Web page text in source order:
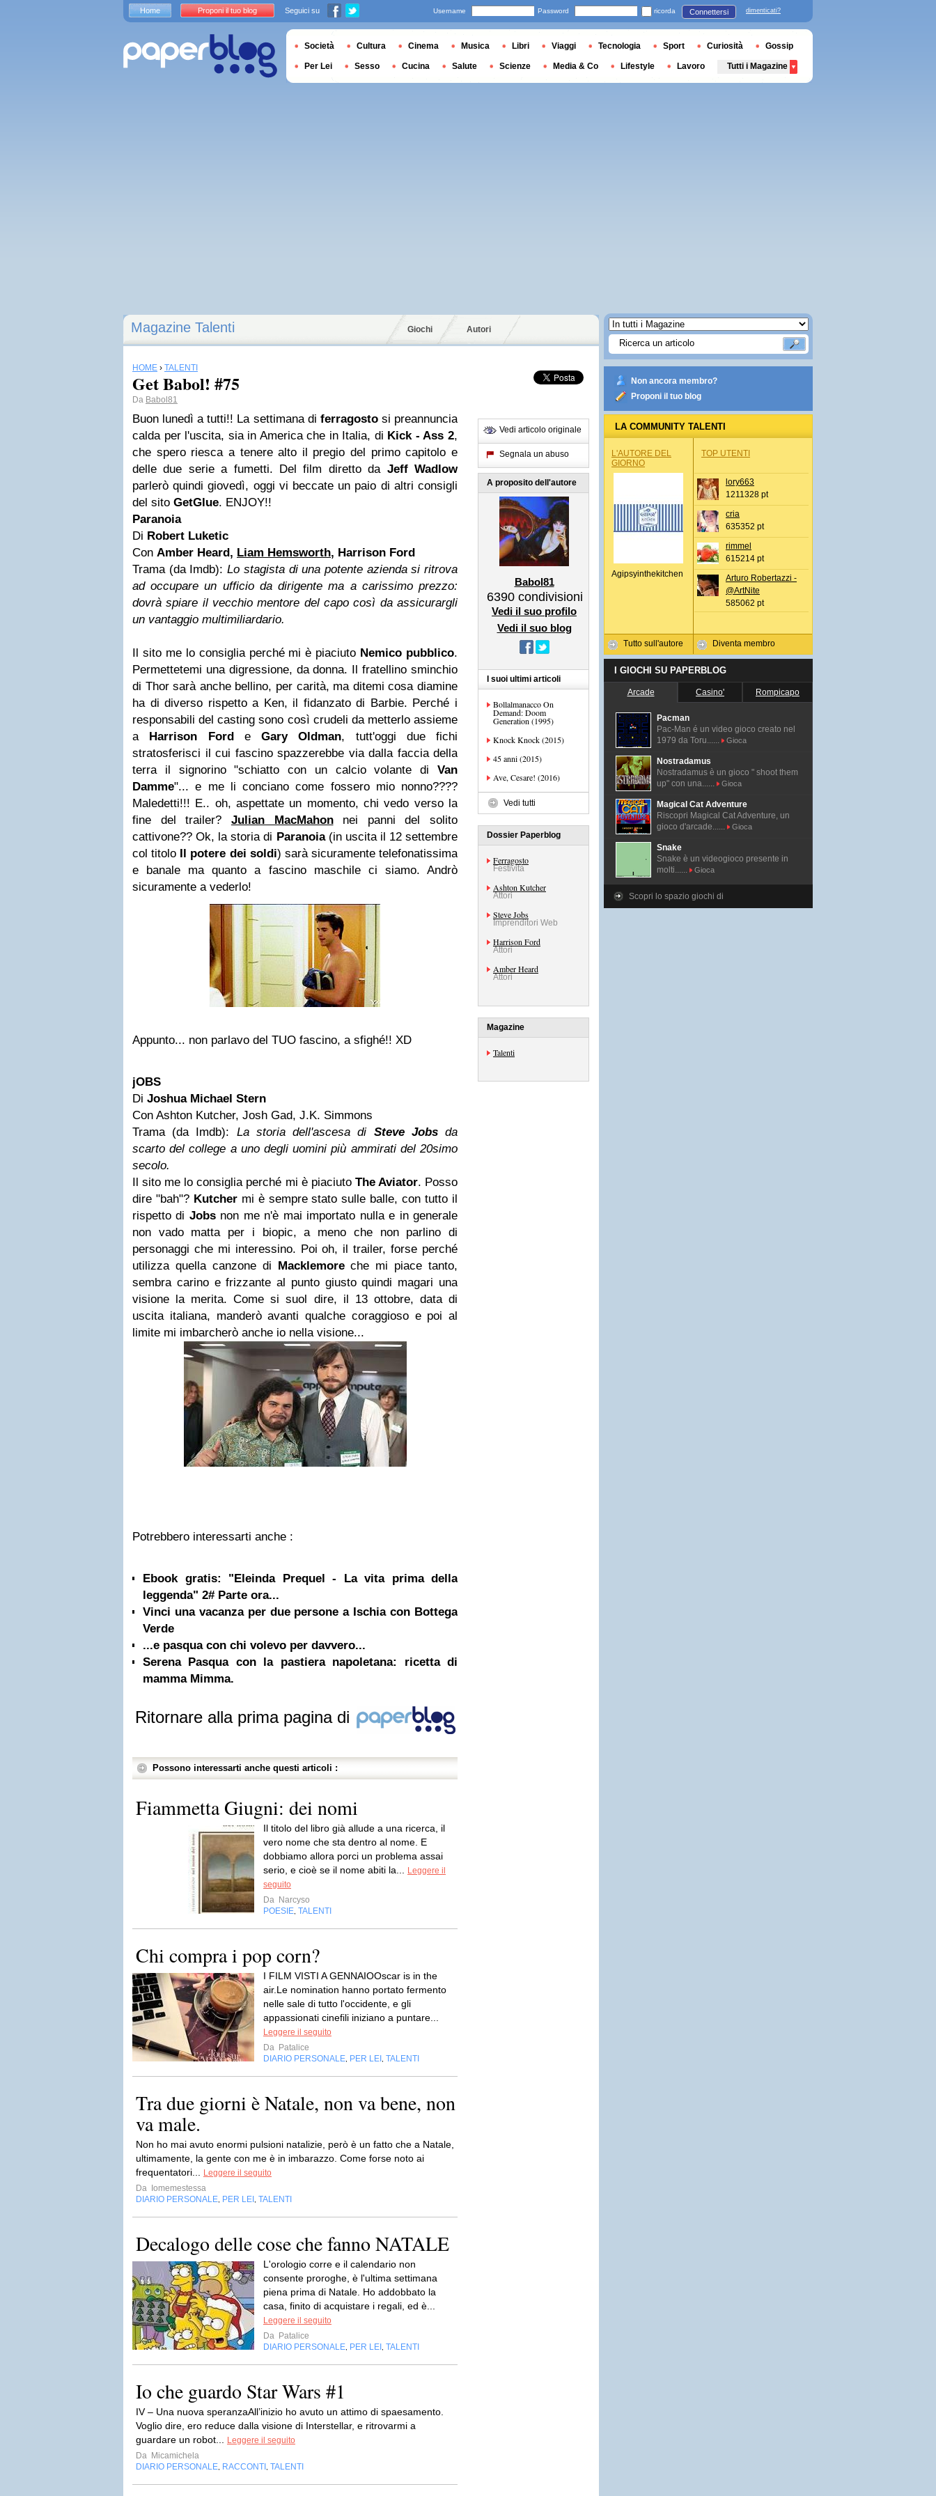
Magazine Talenti Giochi Autori
HOME › TALENTI
Get Babol! #75
Da Babol81
Buon lunedì a tutti!! La settimana di ferragostosi preannuncia
calda per l'uscita, sia in America che in Italia, di Kick - Ass 2,
che spero riesca a tenere alto il pregio del primo capitolo e
delle due serie a fumetti. Del film diretto da Jeff Wadlow
parlerò quindi giovedì, oggi vi beccate un paio di altri consigli
del sito GetGlue. ENJOY!!
Paranoia
Di Robert Luketic
Con Amber Heard, Liam Hemsworth, Harrison Ford
Trama (da Imdb): Lo stagista di una potente azienda si ritrova
ad occupare un ufficio da dirigente ma a carissimo prezzo:
dovrà spiare il vecchio mentore del capo così da assicurargli
un vantaggio multimiliardario.
Il sito me lo consiglia perché mi è piaciuto Nemico pubblico.
Permettetemi una digressione, da donna. Il fratellino sminchio
di Thor sarà anche bellino, per carità, ma ditemi cosa diamine
ha di diverso rispetto a Ken, il fidanzato di Barbie. Perché i
responsabili del casting sono così crudeli da metterlo assieme
a Harrison Ford e Gary Oldman, tutt'oggi due fichi
stratosferisci il cui fascino spazzerebbe via dalla faccia della
terra il signorino "schiatto con un calcio volante di Van
Damme"... e me li conciano come fossero mio nonno????
Maledetti!!! E.. oh, aspettate un momento, chi vedo verso la
fine del trailer? Julian MacMahonnei panni del solito
cattivone?? Ok, la storia di Paranoia(in uscita il 12 settembre
col titolo Il potere dei soldi) sarà sicuramente telefonatissima
e banale ma quanto a fascino maschile ci siamo. Andrò
sicuramente a vederlo!
Appunto... non parlavo del TUO fascino, a sfighé!! XD
jOBS
Di Joshua Michael Stern
Con Ashton Kutcher, Josh Gad, J.K. Simmons
Trama (da Imdb): La storia dell'ascesa di Steve Jobsda
scarto del college a uno degli uomini più ammirati del 20simo
secolo.
Il sito me lo consiglia perché mi è piaciuto The Aviator. Posso
dire "bah"? Kutcher mi è sempre stato sulle balle, con tutto il
rispetto di Jobs non me n'è mai importato nulla e in generale
non vado matta per i biopic, a meno che non parlino di
personaggi che mi interessino. Poi oh, il trailer, forse perché
utilizza quella canzone di Macklemoreche mi piace tanto,
sembra carino e frizzante al punto giusto quindi magari una
visione la merita. Come si suol dire, il 13 ottobre, data di
uscita italiana, manderò avanti qualche coraggioso e poi al
limite mi imbarcherò anche io nella visione...
Potrebbero interessarti anche :
Ebook gratis: "Eleinda Prequel - La vita prima della
leggenda" 2# Parte ora...
Vinci una vacanza per due persone a Ischia con Bottega
Verde
...e pasqua con chi volevo per davvero...
Serena Pasqua con la pastiera napoletana: ricetta di
mamma Mimma.
Ritornare alla prima pagina di
Possono interessarti anche questi articoli :
Fiammetta Giugni: dei nomi
Il titolo del libro già allude a una ricerca, il
vero nome che sta dentro al nome. E
dobbiamo allora porci un problema assai
serio, e cioè se il nome abiti la...
Leggere il
seguito
Da Narcyso
POESIE TALENTI
Chi compra i pop corn?
I FILM VISTI A GENNAIOOscar is in the
air.Le nomination hanno portato fermento
nelle sale di tutto l'occidente, e gli
appassionati cinefili iniziano a puntare...
Leggere il seguito
Da Patalice
DIARIO PERSONALE PER LEI TALENTI
Tra due giorni è Natale, non va bene, non
va male.
Non ho mai avuto enormi pulsioni natalizie, però è un fatto che a Natale,
ultimamente, la gente con me è in imbarazzo. Come forse noto ai
frequentatori...
Leggere il seguito
Da
Iomemestessa
DIARIO PERSONALE PER LEI TALENTI
Decalogo delle cose che fanno NATALE
L'orologio corre e il calendario non
consente proroghe, è l'ultima settimana
piena prima di Natale. Ho addobbato la
casa, finito di acquistare i regali, ed è...
Leggere il seguito
Da Patalice
DIARIO PERSONALE PER LEI TALENTI
Io che guardo Star Wars #1
IV – Una nuova speranzaAll’inizio ho avuto un attimo di spaesamento.
Voglio dire, ero reduce dalla visione di Interstellar, e ritrovarmi a
guardare un robot...
Leggere il seguito
Da Micamichela
DIARIO PERSONALE RACCONTI TALENTI
Vedi articolo originale
Segnala un abuso
A proposito dell'autore
Babol81
6390 condivisioni
Vedi il suo profilo
Vedi il suo blog
I suoi ultimi articoli
Bollalmanacco On
Demand: Doom
Generation (1995)
Knock Knock (2015)
45 anni (2015)
Ave, Cesare! (2016)
Vedi tutti
Dossier Paperblog
Ferragosto
Festività
Ashton Kutcher
Attori
Steve Jobs
Imprenditori Web
Harrison Ford
Attori
Amber Heard
Attori
Magazine
Talenti
Non ancora membro?
Proponi il tuo blog
LA COMMUNITY TALENTI
L'AUTORE DEL
GIORNO
Agipsyinthekitchen
Tutto sull'autore
TOP UTENTI
lory663
1211328 pt
cria
635352 pt
rimmel
615214 pt
Arturo Robertazzi -
@ArtNite
585062 pt
Diventa membro
I GIOCHI SU PAPERBLOG
Arcade Casino' Rompicapo
Pacman
Pac-Man é un video gioco creato nel
1979 da Toru......
Gioca
Nostradamus
Nostradamus è un gioco " shoot them
up" con una......
Gioca
Magical Cat Adventure
Riscopri Magical Cat Adventure, un
gioco d'arcade......
Gioca
Snake
Snake è un videogioco presente in
molti......
Gioca
Scopri lo spazio giochi di
Home Proponi il tuo blog Seguici su Username Password ricorda Connettersi dimenticati?
Società Cultura Cinema Musica Libri Viaggi Tecnologia Sport Curiosità Gossip
Per Lei Sesso Cucina Salute Scienze Media & Co Lifestyle Lavoro Tutti i Magazine